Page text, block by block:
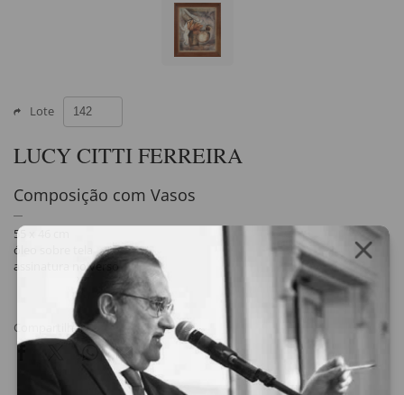
Lote
LUCY CITTI FERREIRA
Composição com Vasos
55 x 46 cm
óleo sobre tela
assinatura no verso
Compartilhar